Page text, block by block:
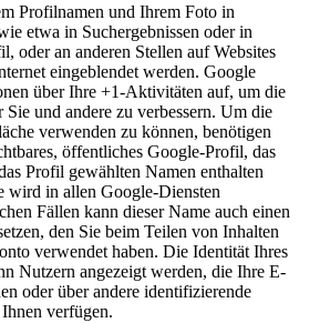
Profilnamen und Ihrem Foto in
etwa in Suchergebnissen oder in
oder an anderen Stellen auf Websites
eingeblendet werden. Google
über Ihre +1-Aktivitäten auf, um die
und andere zu verbessern. Um die
verwenden zu können, benötigen
öffentliches Google-Profil, das
Profil gewählten Namen enthalten
wird in allen Google-Diensten
Fällen kann dieser Name auch einen
den Sie beim Teilen von Inhalten
verwendet haben. Die Identität Ihres
Nutzern angezeigt werden, die Ihre E-
oder über andere identifizierende
verfügen.